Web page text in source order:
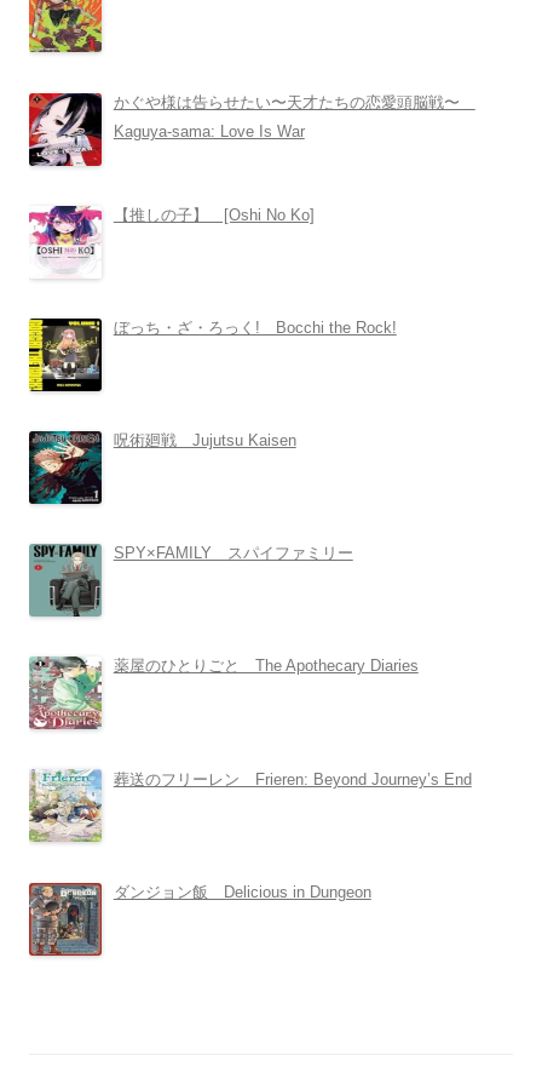
かぐや様は告らせたい〜天才たちの恋愛頭脳戦〜
Kaguya-sama: Love Is War
【推しの子】 [Oshi No Ko]
ぼっち・ざ・ろっく! Bocchi the Rock!
呪術廻戦 Jujutsu Kaisen
SPY×FAMILY スパイファミリー
薬屋のひとりごと The Apothecary Diaries
葬送のフリーレン Frieren: Beyond Journey’s End
ダンジョン飯 Delicious in Dungeon